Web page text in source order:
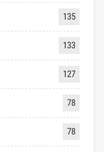
135
133
127
78
78